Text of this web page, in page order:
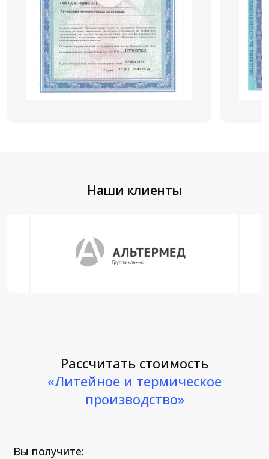
Наши клиенты
Рассчитать стоимость
«Литейное и термическое
производство»
Вы получите: